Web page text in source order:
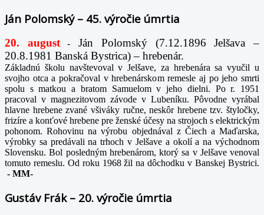
Ján Polomský – 45. výročie úmrtia
20. august-
Ján Polomský (7.12.1896 Jelšava –
20.8.1981 Banská Bystrica) – hrebenár.
Základnú školu navštevoval v Jelšave, za hrebenára sa vyučil u
svojho otca a pokračoval v hrebenárskom remesle aj po jeho smrti
spolu s matkou a bratom Samuelom v jeho dielni. Po r. 1951
pracoval v magnezitovom závode v Lubeníku. Pôvodne vyrábal
hlavne hrebene zvané všiváky ručne, neskôr hrebene tzv. štyločky,
frizíre a konťové hrebene pre ženské účesy na strojoch s elektrickým
pohonom. Rohovinu na výrobu objednával z Čiech a Maďarska,
výrobky sa predávali na trhoch v Jelšave a okolí a na východnom
Slovensku. Bol posledným hrebenárom, ktorý sa v Jelšave venoval
tomuto remeslu. Od roku 1968 žil na dôchodku v Banskej Bystrici.
- MM-
Gustáv Frák – 20. výročie úmrtia